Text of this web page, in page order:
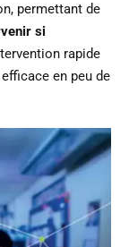
permettant de
si
rapide
en peu de